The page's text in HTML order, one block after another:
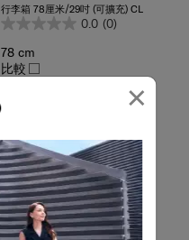
×
行李箱 78厘米/29吋 (可擴充) CL
0.0 (0)
78 cm
比較